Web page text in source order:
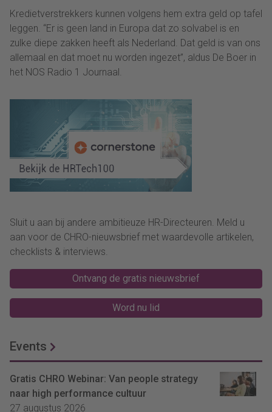
Kredietverstrekkers kunnen volgens hem extra geld op tafel
leggen. “Er is geen land in Europa dat zo solvabel is en
zulke diepe zakken heeft als Nederland. Dat geld is van ons
allemaal en dat moet nu worden ingezet”, aldus De Boer in
het NOS Radio 1 Journaal.
Sluit u aan bij andere ambitieuze HR-Directeuren. Meld u
aan voor de CHRO-nieuwsbrief met waardevolle artikelen,
checklists & interviews.
Ontvang de gratis nieuwsbrief
Word nu lid
Events
Gratis CHRO Webinar: Van people strategy
naar high performance cultuur
27 augustus 2026